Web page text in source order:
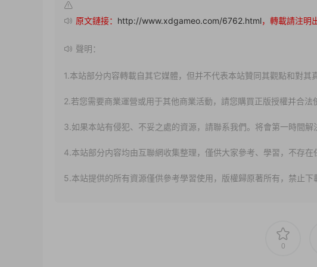
原文鏈接： http://www.xdgameo.com/6762.html，轉載請注明
聲明：
1.本站部分内容轉載自其它媒體，但并不代表本站贊同其觀點和對其
2.若您需要商業運營或用于其他商業活動，請您購買正版授權并合法
3.如果本站有侵犯、不妥之處的資源，請聯系我們。将會第一時間解
4.本站部分内容均由互聯網收集整理，僅供大家參考、學習，不存在
5.本站提供的所有資源僅供參考學習使用，版權歸原著所有，禁止
0